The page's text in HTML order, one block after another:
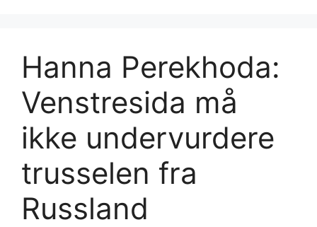
Hanna Perekhoda:
Venstresida må
ikke undervurdere
trusselen fra
Russland